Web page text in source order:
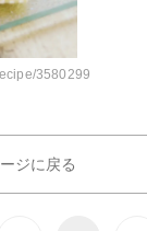
3580299
ジに戻る